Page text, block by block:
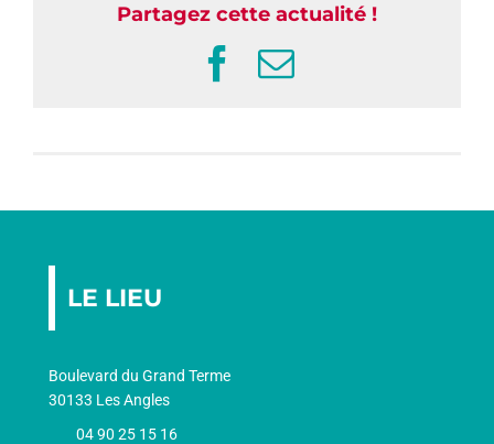
Partagez cette actualité !
Facebook
Email
LE LIEU
Boulevard du Grand Terme
30133 Les Angles
04 90 25 15 16